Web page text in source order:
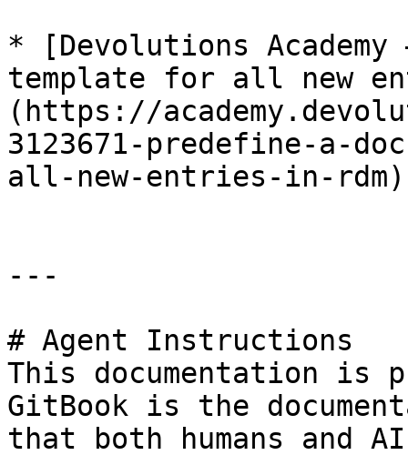
* [Devolutions
template for all new
(https://
3123671-predefine-a-
all-new-entries-in-rdm)
---
# Agent Instructions
This documentation is
GitBook is the
that both humans and